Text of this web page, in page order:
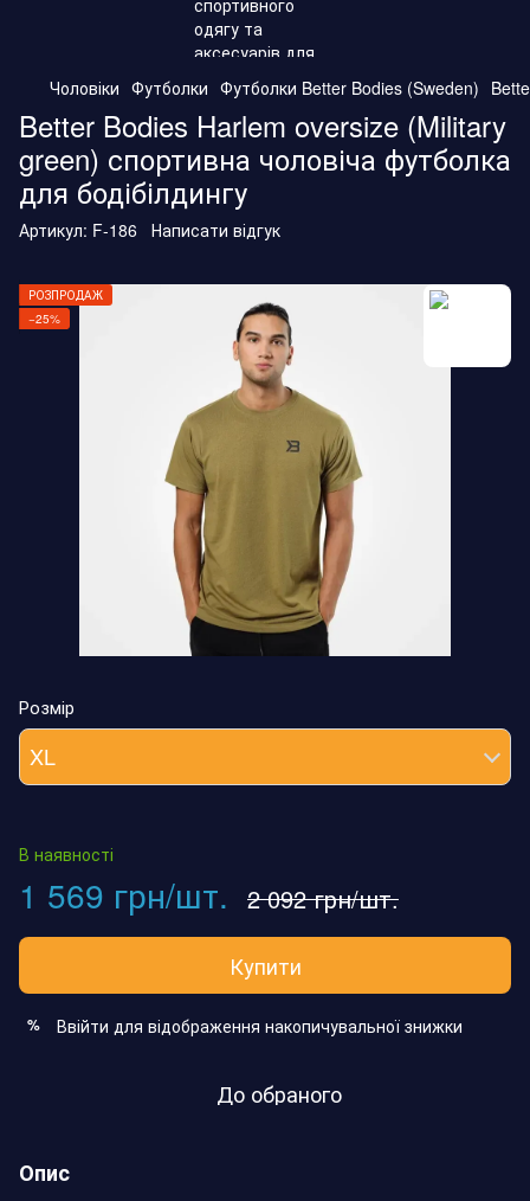
Чоловіки Футболки Футболки Better Bodies (Sweden)
Better Bodies Harlem oversize (Military
green) спортивна чоловіча футболка
для бодібілдингу
Артикул: F-186 Написати відгук
РОЗПРОДАЖ
−25%
Розмір
XL
В наявності
1 569 грн/шт. 2 092 грн/шт.
Купити
% Ввійти для відображення накопичувальної знижки
До обраного
Опис